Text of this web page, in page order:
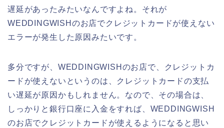
遅延があったみたいなんですよね。それが
WEDDINGWISHのお店でクレジットカードが使えない
エラーが発生した原因みたいです。
多分ですが、WEDDINGWISHのお店で、クレジットカ
ードが使えないというのは、クレジットカードの支払
い遅延が原因かもしれません。なので、その場合は、
しっかりと銀行口座に入金をすれば、WEDDINGWISH
のお店でクレジットカードが使えるようになると思い